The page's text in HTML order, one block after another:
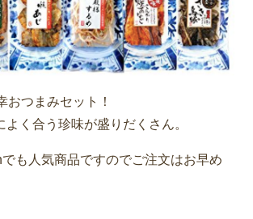
おつまみセット！
よく合う珍味が盛りだくさん。
も人気商品ですのでご注文はお早め